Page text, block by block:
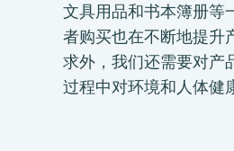
文具用品和书本簿册等
者购买也在不断地提升
求外，我们还需要对产
过程中对环境和人体健